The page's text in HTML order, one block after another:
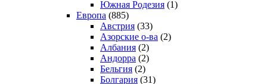
Южная Родезия (1)
Европа (885)
Австрия (33)
Азорские о-ва (2)
Албания (2)
Андорра (2)
Бельгия (2)
Болгария (31)